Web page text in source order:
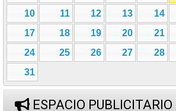
10
11 12 13 14
17
18 19 20 21
24
25 26 27 28
31
ESPACIO PUBLICITARIO